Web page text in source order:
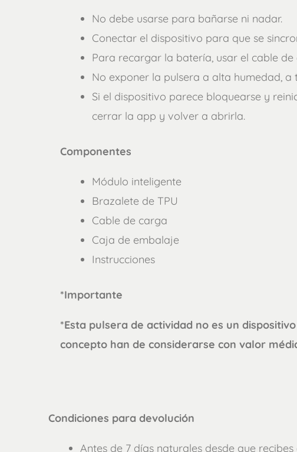
No debe usarse para bañarse ni nadar.
Conectar el dispositivo para que se
Para recargar la batería, usar el cable de
No exponer la pulsera a alta humedad,
Si el dispositivo parece bloquearse y
cerrar la app y volver a abrirla.
Componentes
Módulo inteligente
Brazalete de TPU
Cable de carga
Caja de embalaje
Instrucciones
*Importante
*Esta pulsera de actividad no es un
concepto han de considerarse con valor
Condiciones para devolución
Antes de 7 días naturales desde que